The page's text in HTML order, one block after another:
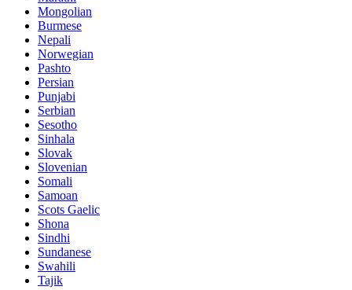
Mongolian
Burmese
Nepali
Norwegian
Pashto
Persian
Punjabi
Serbian
Sesotho
Sinhala
Slovak
Slovenian
Somali
Samoan
Scots Gaelic
Shona
Sindhi
Sundanese
Swahili
Tajik